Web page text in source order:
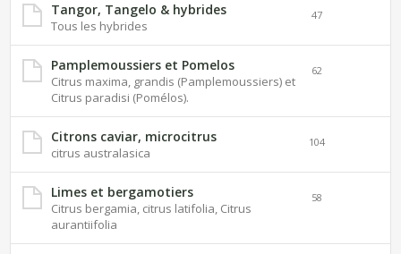
Tangor, Tangelo & hybrides
Tous les hybrides
47
Pamplemoussiers et Pomelos
Citrus maxima, grandis (Pamplemoussiers) et
Citrus paradisi (Pomélos).
62
Citrons caviar, microcitrus
citrus australasica
104
Limes et bergamotiers
Citrus bergamia, citrus latifolia, Citrus
aurantiifolia
58